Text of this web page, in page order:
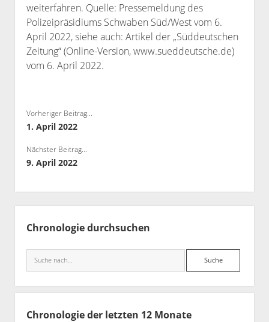
weiterfahren. Quelle: Pressemeldung des
Polizeipräsidiums Schwaben Süd/West vom 6.
April 2022, siehe auch: Artikel der „Süddeutschen
Zeitung“ (Online-Version, www.sueddeutsche.de)
vom 6. April 2022.
Vorheriger Beitrag...
1. April 2022
Nächster Beitrag...
9. April 2022
Chronologie durchsuchen
Suche
Chronologie der letzten 12 Monate